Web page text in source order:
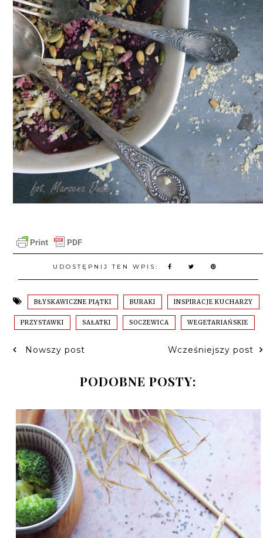
UDOSTĘPNIJ TEN WPIS:
BŁYSKAWICZNE PIĄTKI BURAKI INSPIRACJE KUCHARZY
PRZYSTAWKI SAŁATKI SOCZEWICA WEGETARIAŃSKIE
Nowszy post Wcześniejszy post
PODOBNE POSTY: